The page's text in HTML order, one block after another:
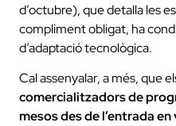
d’octubre), que detalla les
compliment obligat, ha
d’adaptació tecnològica.
Cal assenyalar, a més, que
comercialitzadors de
mesos des de l’entrada